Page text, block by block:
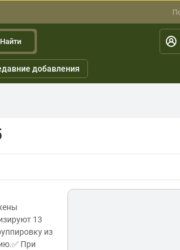
Найти
добавления
13
из
При